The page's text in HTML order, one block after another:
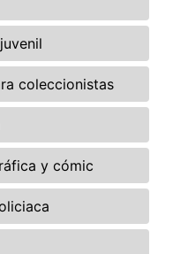
coleccionistas
y cómic